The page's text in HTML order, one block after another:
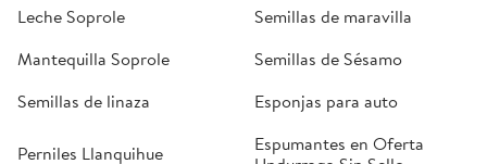
Leche Soprole
Semillas de maravilla
Mantequilla Soprole
Semillas de Sésamo
Semillas de linaza
Esponjas para auto
Perniles Llanquihue
Espumantes en Oferta